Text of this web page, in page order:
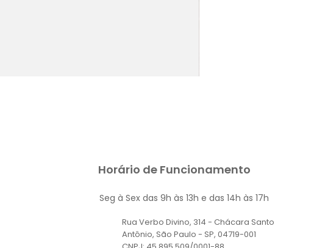
Horário de Funcionamento
Seg à Sex das 9h às 13h e das 14h às 17h
Rua Verbo Divino, 314 - Chácara Santo
Antônio, São Paulo - SP, 04719-001